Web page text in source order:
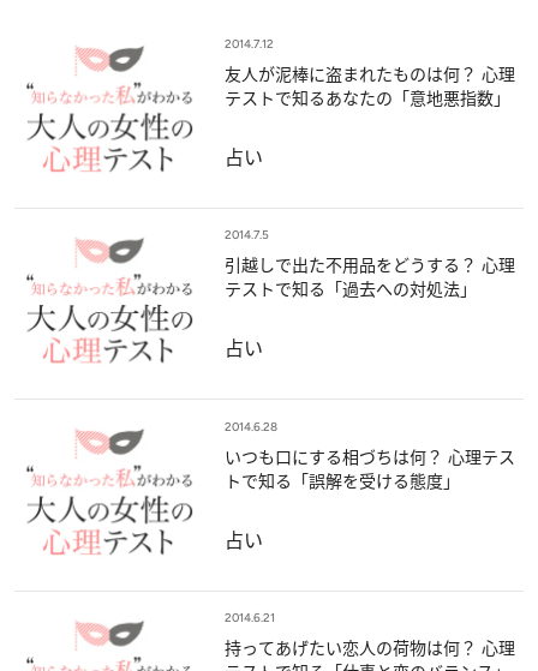
2014.7.12
友人が泥棒に盗まれたものは何？ 心理
テストで知るあなたの「意地悪指数」
占い
2014.7.5
引越しで出た不用品をどうする？ 心理
テストで知る「過去への対処法」
占い
2014.6.28
いつも口にする相づちは何？ 心理テス
トで知る「誤解を受ける態度」
占い
2014.6.21
持ってあげたい恋人の荷物は何？ 心理